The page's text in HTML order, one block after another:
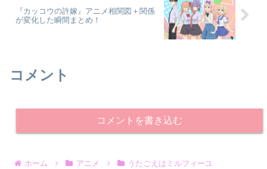
『カッコウの許嫁』アニメ相関図＋関係
が変化した瞬間まとめ！
コメント
コメントを書き込む
ホーム アニメ うたごえはミルフィーユ